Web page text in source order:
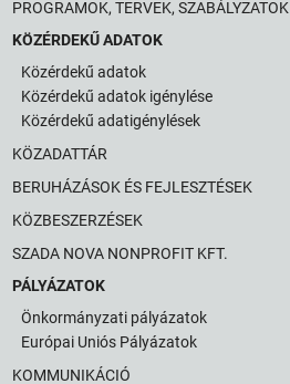
PROGRAMOK, TERVEK, SZABÁLYZATOK
KÖZÉRDEKŰ ADATOK
Közérdekű adatok
Közérdekű adatok igénylése
Közérdekű adatigénylések
KÖZADATTÁR
BERUHÁZÁSOK ÉS FEJLESZTÉSEK
KÖZBESZERZÉSEK
SZADA NOVA NONPROFIT KFT.
PÁLYÁZATOK
Önkormányzati pályázatok
Európai Uniós Pályázatok
KOMMUNIKÁCIÓ